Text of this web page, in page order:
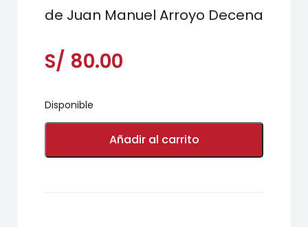
de Juan Manuel Arroyo Decena
S/ 80.00
Disponible
SOBRE
PRUEBA
Añadir al carrito